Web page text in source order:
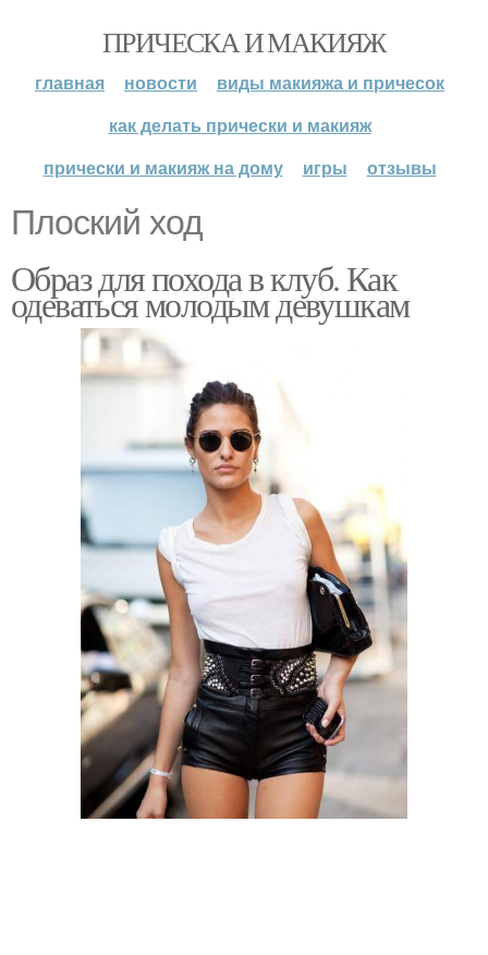
ПРИЧЕСКА И МАКИЯЖ
главная новости
виды макияжа и причесок
как делать прически и макияж
прически и макияж на дому
игры отзывы
Плоский ход
Образ для похода в клуб. Как
одеваться молодым девушкам